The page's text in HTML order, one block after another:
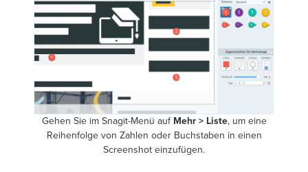
Gehen Sie im Snagit-Menü auf Mehr > Liste, um eine
Reihenfolge von Zahlen oder Buchstaben in einen
Screenshot einzufügen.